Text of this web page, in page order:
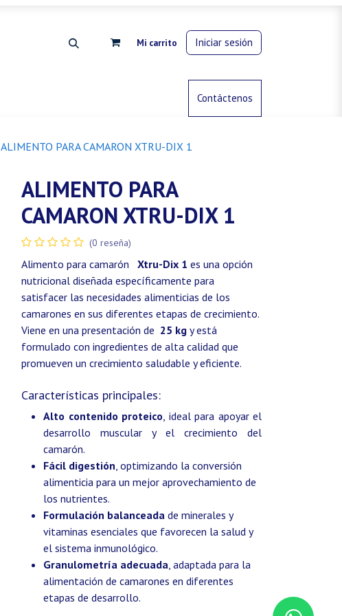
Mi carrito Iniciar sesión
Control de animalesContáctenos
ALIMENTO PARA CAMARON XTRU-DIX 1
ALIMENTO PARA
CAMARON XTRU-DIX 1
(0 reseña)
Alimento para camarón Xtru-Dix 1 es una opción
nutricional diseñada específicamente para
satisfacer las necesidades alimenticias de los
camarones en sus diferentes etapas de crecimiento.
Viene en una presentación de 25 kg y está
formulado con ingredientes de alta calidad que
promueven un crecimiento saludable y eficiente.
Características principales:
Alto contenido proteico, ideal para apoyar el
desarrollo muscular y el crecimiento del
camarón.
Fácil digestión, optimizando la conversión
alimenticia para un mejor aprovechamiento de
los nutrientes.
Formulación balanceada de minerales y
vitaminas esenciales que favorecen la salud y
el sistema inmunológico.
Granulometría adecuada, adaptada para la
alimentación de camarones en diferentes
etapas de desarrollo.